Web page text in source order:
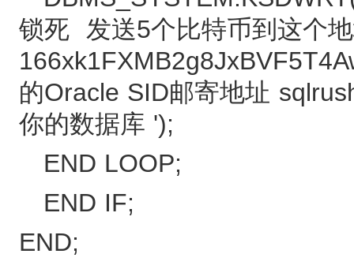
锁死 发送5个比特币到这个
的Oracle SID邮寄地址
你的数据库 ');
END LOOP;
END IF;
END;